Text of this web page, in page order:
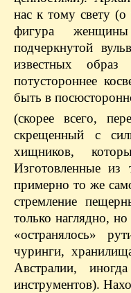
нас к тому свету
фигура
подчеркнутой
известных
потустороннее
быть в
(скорее всего,
скрещенный с
хищников,
Изготовленные из
примерно то же
стремление
только наглядно,
«остранялось»
чуринги,
Австралии,
инструментов).